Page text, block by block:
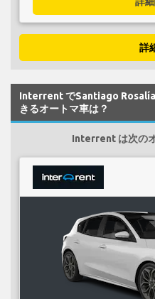
詳
Interrent でSantiago
きるオートマ車は？
Interrent は次の